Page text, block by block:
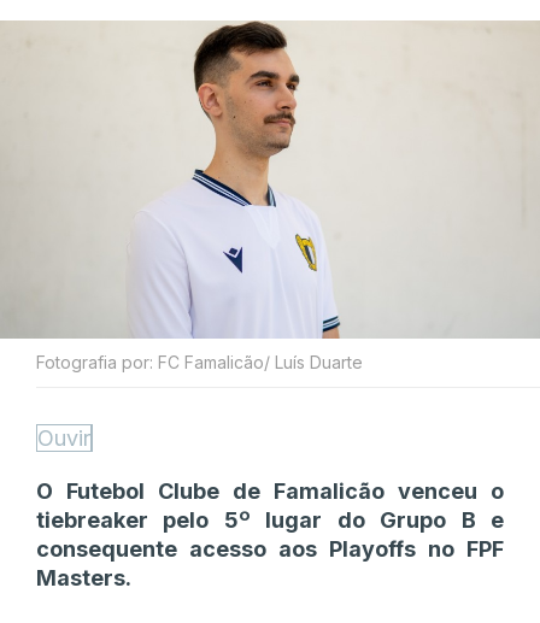
Fotografia por: FC Famalicão/ Luís Duarte
Ouvir
O Futebol Clube de Famalicão venceu o
tiebreaker pelo 5º lugar do Grupo B e
consequente acesso aos Playoffs no FPF
Masters.